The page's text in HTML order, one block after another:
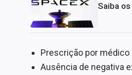
Saiba
Prescrição por
Ausência de negativa